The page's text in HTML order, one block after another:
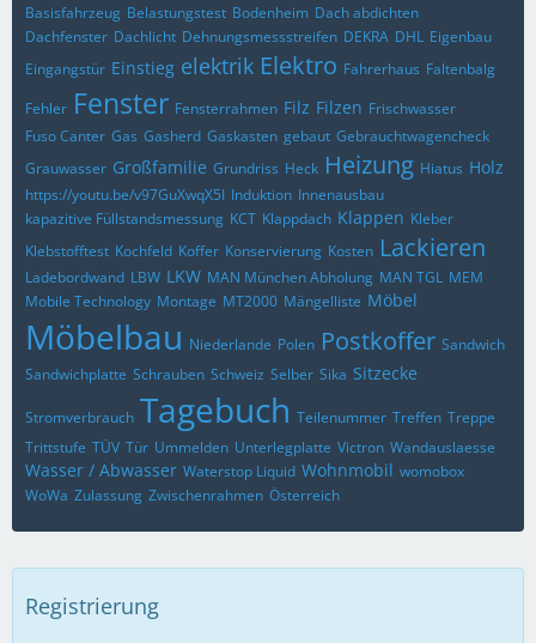
Basisfahrzeug Belastungstest Bodenheim Dach abdichten
Dachfenster Dachlicht Dehnungsmessstreifen DEKRA DHL Eigenbau
Eingangstür Einstieg elektrik Elektro Fahrerhaus Faltenbalg
Fehler Fenster Fensterrahmen Filz Filzen Frischwasser
Fuso Canter Gas Gasherd Gaskasten gebaut Gebrauchtwagencheck
Grauwasser Großfamilie Grundriss Heck Heizung Hiatus Holz
https://youtu.be/v97GuXwqX5I Induktion Innenausbau
kapazitive Füllstandsmessung KCT Klappdach Klappen Kleber
Klebstofftest Kochfeld Koffer Konservierung Kosten Lackieren
Ladebordwand LBW LKW MAN München Abholung MAN TGL MEM
Mobile Technology Montage MT2000 Mängelliste Möbel
Möbelbau Niederlande Polen Postkoffer Sandwich
Sandwichplatte Schrauben Schweiz Selber Sika Sitzecke
Stromverbrauch Tagebuch Teilenummer Treffen Treppe
Trittstufe TÜV Tür Ummelden Unterlegplatte Victron Wandauslaesse
Wasser / Abwasser Waterstop Liquid Wohnmobil womobox
WoWa Zulassung Zwischenrahmen Österreich
Registrierung